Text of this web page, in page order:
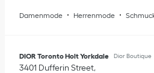
Damenmode Herrenmode
DIOR Toronto Holt Yorkdale Dior Boutique
3401 Dufferin Street